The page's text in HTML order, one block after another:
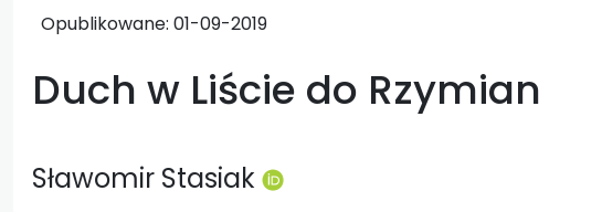
Opublikowane: 01-09-2019
Duch w Liście do Rzymian
Sławomir Stasiak